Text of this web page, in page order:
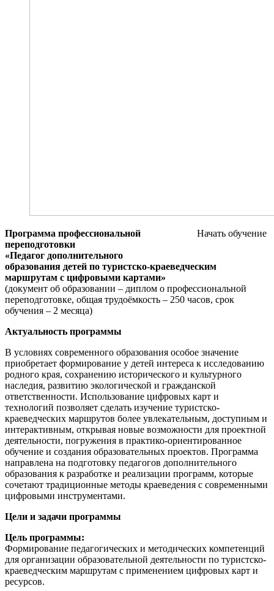
Начать обучение
Программа профессиональной
переподготовки
«Педагог дополнительного
образования детей по туристско-краеведческим
маршрутам с цифровыми картами»
(документ об образовании – диплом о профессиональной
переподготовке, общая трудоёмкость – 250 часов, срок
обучения – 2 месяца)
Актуальность программы
В условиях современного образования особое значение
приобретает формирование у детей интереса к исследованию
родного края, сохранению исторического и культурного
наследия, развитию экологической и гражданской
ответственности. Использование цифровых карт и
технологий позволяет сделать изучение туристско-
краеведческих маршрутов более увлекательным, доступным и
интерактивным, открывая новые возможности для проектной
деятельности, погружения в практико-ориентированное
обучение и создания образовательных проектов. Программа
направлена на подготовку педагогов дополнительного
образования к разработке и реализации программ, которые
сочетают традиционные методы краеведения с современными
цифровыми инструментами.
Цели и задачи программы
Цель программы:
Формирование педагогических и методических компетенций
для организации образовательной деятельности по туристско-
краеведческим маршрутам с применением цифровых карт и
ресурсов.